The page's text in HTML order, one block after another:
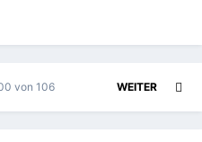
WEITER
von 106